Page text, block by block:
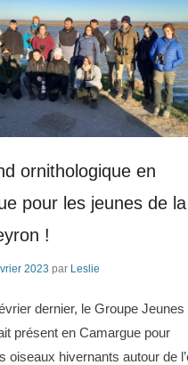
ornithologique en
pour les jeunes de la
!
2023 par Leslie
dernier, le Groupe Jeunes
présent en Camargue pour
oiseaux hivernants autour de